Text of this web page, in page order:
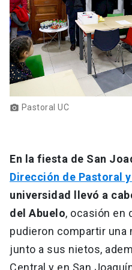
photo_camera Pastoral UC
En la fiesta de San
Dirección de Pastoral
universidad llevó a
del Abuelo, ocasión en
pudieron compartir una
junto a sus nietos,
Central y en San